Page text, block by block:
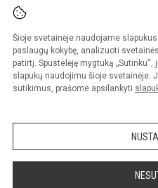
Šioje svetainėje naudojame
paslaugų kokybę, analizuoti
patirtį. Spustelėję mygtuką
slapukų naudojimu šioje svetainėje.
sutikimus, prašome apsilankyti
© 2025. Plungės r. Žemaitijos
Kopijuoti turinį be raštiško įstaigos
Prieinamumo
Sumanus būdas atnaujinti